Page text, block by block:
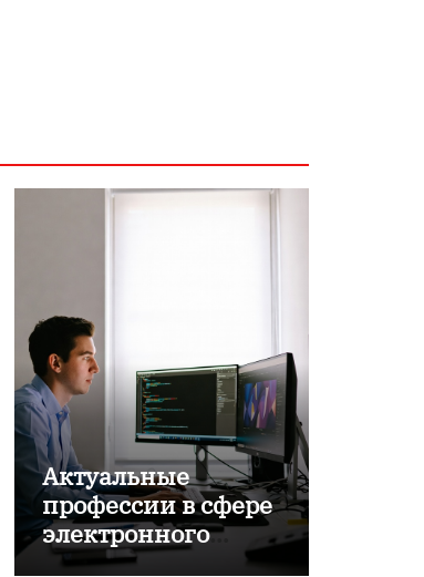
Актуальные
профессии в сфере
электронного
обучения